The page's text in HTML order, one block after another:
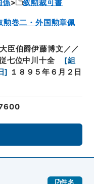
係
叙勲裁可書
勲巻二・外国勲章佩
臣伯爵伊藤博文／／
七位中川十全
[組
] １８９５年６月２日
件名